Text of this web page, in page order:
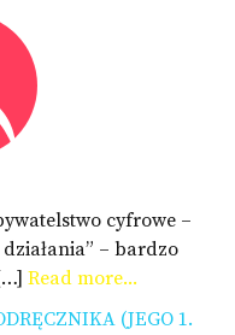
cyfrowe –
– bardzo
Read more...
(JEGO 1.